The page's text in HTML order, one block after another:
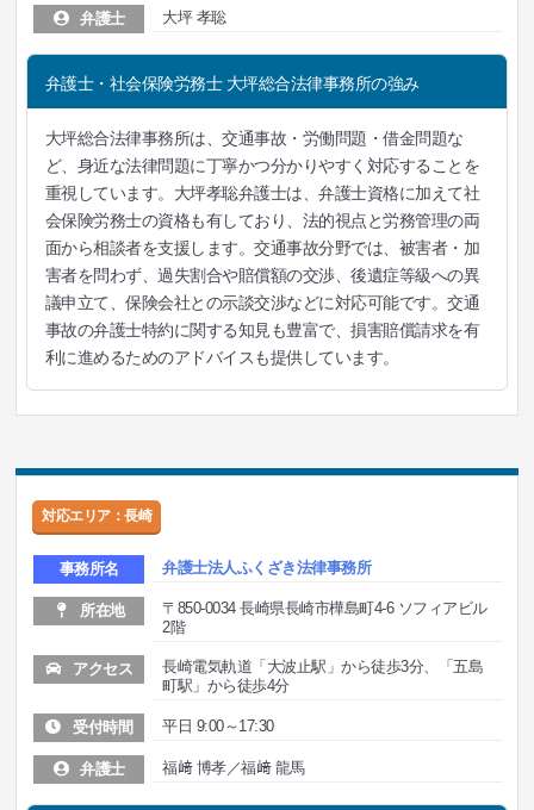
弁護士 大坪 孝聡
弁護士・社会保険労務士 大坪総合法律事務所の強み
大坪総合法律事務所は、交通事故・労働問題・借金問題な
ど、身近な法律問題に丁寧かつ分かりやすく対応することを
重視しています。大坪孝聡弁護士は、弁護士資格に加えて社
会保険労務士の資格も有しており、法的視点と労務管理の両
面から相談者を支援します。交通事故分野では、被害者・加
害者を問わず、過失割合や賠償額の交渉、後遺症等級への異
議申立て、保険会社との示談交渉などに対応可能です。交通
事故の弁護士特約に関する知見も豊富で、損害賠償請求を有
利に進めるためのアドバイスも提供しています。
対応エリア：長崎
事務所名 弁護士法人ふくざき法律事務所
所在地
〒850-0034 長崎県長崎市樺島町4-6 ソフィアビル
2階
アクセス
長崎電気軌道「大波止駅」から徒歩3分、「五島
町駅」から徒歩4分
受付時間 平日 9:00～17:30
弁護士 福﨑 博孝／福﨑 龍馬